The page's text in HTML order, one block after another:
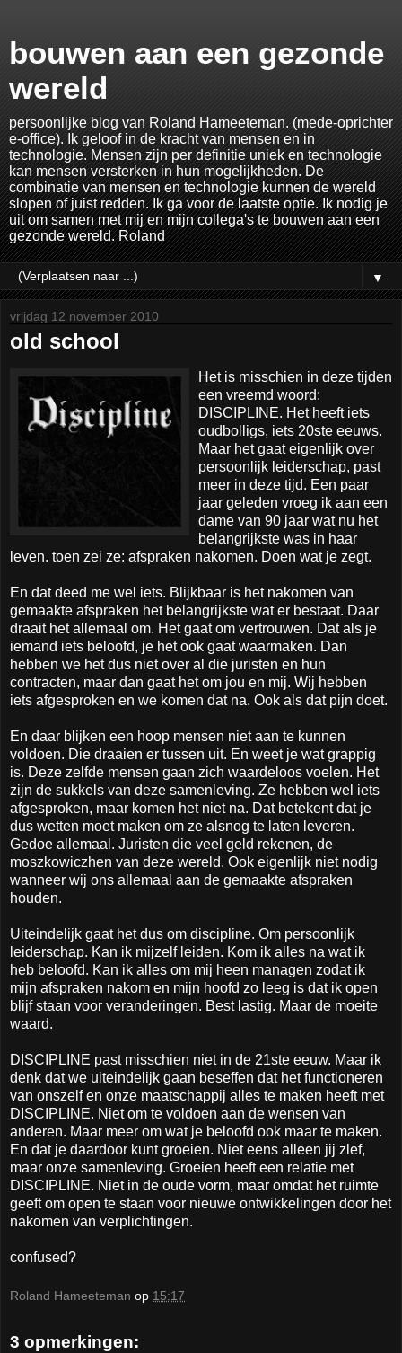
bouwen aan een gezonde
wereld
persoonlijke blog van Roland Hameeteman. (mede-oprichter
e-office). Ik geloof in de kracht van mensen en in
technologie. Mensen zijn per definitie uniek en technologie
kan mensen versterken in hun mogelijkheden. De
combinatie van mensen en technologie kunnen de wereld
slopen of juist redden. Ik ga voor de laatste optie. Ik nodig je
uit om samen met mij en mijn collega's te bouwen aan een
gezonde wereld. Roland
▼
vrijdag 12 november 2010
old school
Het is misschien in deze tijden
een vreemd woord:
DISCIPLINE. Het heeft iets
oudbolligs, iets 20ste eeuws.
Maar het gaat eigenlijk over
persoonlijk leiderschap, past
meer in deze tijd. Een paar
jaar geleden vroeg ik aan een
dame van 90 jaar wat nu het
belangrijkste was in haar
leven. toen zei ze: afspraken nakomen. Doen wat je zegt.
En dat deed me wel iets. Blijkbaar is het nakomen van
gemaakte afspraken het belangrijkste wat er bestaat. Daar
draait het allemaal om. Het gaat om vertrouwen. Dat als je
iemand iets beloofd, je het ook gaat waarmaken. Dan
hebben we het dus niet over al die juristen en hun
contracten, maar dan gaat het om jou en mij. Wij hebben
iets afgesproken en we komen dat na. Ook als dat pijn doet.
En daar blijken een hoop mensen niet aan te kunnen
voldoen. Die draaien er tussen uit. En weet je wat grappig
is. Deze zelfde mensen gaan zich waardeloos voelen. Het
zijn de sukkels van deze samenleving. Ze hebben wel iets
afgesproken, maar komen het niet na. Dat betekent dat je
dus wetten moet maken om ze alsnog te laten leveren.
Gedoe allemaal. Juristen die veel geld rekenen, de
moszkowiczhen van deze wereld. Ook eigenlijk niet nodig
wanneer wij ons allemaal aan de gemaakte afspraken
houden.
Uiteindelijk gaat het dus om discipline. Om persoonlijk
leiderschap. Kan ik mijzelf leiden. Kom ik alles na wat ik
heb beloofd. Kan ik alles om mij heen managen zodat ik
mijn afspraken nakom en mijn hoofd zo leeg is dat ik open
blijf staan voor veranderingen. Best lastig. Maar de moeite
waard.
DISCIPLINE past misschien niet in de 21ste eeuw. Maar ik
denk dat we uiteindelijk gaan beseffen dat het functioneren
van onszelf en onze maatschappij alles te maken heeft met
DISCIPLINE. Niet om te voldoen aan de wensen van
anderen. Maar meer om wat je beloofd ook maar te maken.
En dat je daardoor kunt groeien. Niet eens alleen jij zlef,
maar onze samenleving. Groeien heeft een relatie met
DISCIPLINE. Niet in de oude vorm, maar omdat het ruimte
geeft om open te staan voor nieuwe ontwikkelingen door het
nakomen van verplichtingen.
confused?
Roland Hameeteman op 15:17
3 opmerkingen: